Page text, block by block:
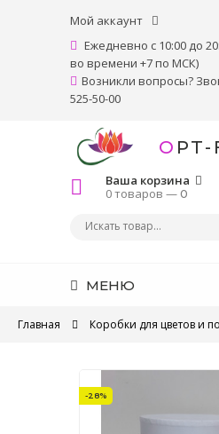
Мой аккаунт
Ежедневно с 10:00 до
во времени +7 по МСК)
Возникли вопросы?
525-50-00
Ваша корзина
0 товаров —0
МЕНЮ
Главная Коробки для цветов и
-28%